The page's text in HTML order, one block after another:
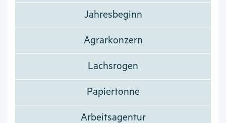
Jahresbeginn
Agrarkonzern
Lachsrogen
Papiertonne
Arbeitsagentur